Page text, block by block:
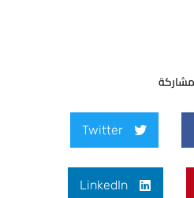
مشاركة
Twitter
LinkedIn